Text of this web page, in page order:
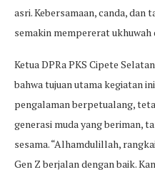
asri. Kebersamaan, canda, dan
semakin mempererat
Ketua DPRa PKS Cipete
bahwa tujuan utama kegiatan
pengalaman berpetualang,
generasi muda yang beriman,
sesama. “Alhamdulillah,
Gen Z berjalan dengan baik.